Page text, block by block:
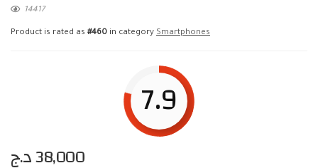
14417
Product is rated as #460 in category Smartphones
7.9
38,000د.ج